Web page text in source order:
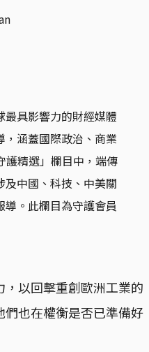
具影響力的財經媒體
，涵蓋國際政治、商業
護精選」欄目中，端傳
中國、科技、中美關
。此欄目為守護會員
以回擊重創歐洲工業的
也在權衡是否已準備好